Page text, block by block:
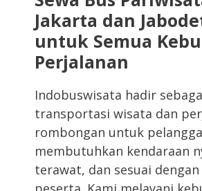
Jakarta dan
untuk Semua
Perjalanan
Indobuswisata hadir
transportasi wisata dan
rombongan untuk
membutuhkan kendaraan
terawat, dan sesuai